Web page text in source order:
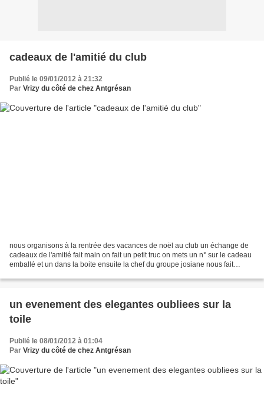
cadeaux de l'amitié du club
Publié le 09/01/2012 à 21:32
Par Vrizy du côté de chez Antgrésan
nous organisons à la rentrée des vacances de noël au club un échange de
cadeaux de l'amitié fait main on fait un petit truc on mets un n° sur le cadeau
emballé et un dans la boite ensuite la chef du groupe josiane nous fait
un evenement des elegantes oubliees sur la
toile
Publié le 08/01/2012 à 01:04
Par Vrizy du côté de chez Antgrésan